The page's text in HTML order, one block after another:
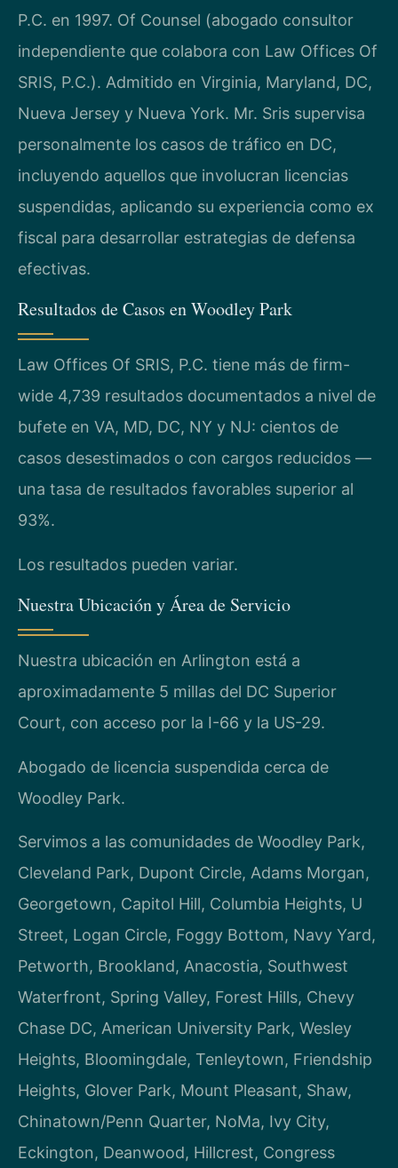
P.C. en 1997. Of Counsel (abogado consultor
independiente que colabora con Law Offices Of
SRIS, P.C.). Admitido en Virginia, Maryland, DC,
Nueva Jersey y Nueva York. Mr. Sris supervisa
personalmente los casos de tráfico en DC,
incluyendo aquellos que involucran licencias
suspendidas, aplicando su experiencia como ex
fiscal para desarrollar estrategias de defensa
efectivas.
Resultados de Casos en Woodley Park
Law Offices Of SRIS, P.C. tiene más de firm-
wide 4,739 resultados documentados a nivel de
bufete en VA, MD, DC, NY y NJ: cientos de
casos desestimados o con cargos reducidos —
una tasa de resultados favorables superior al
93%.
Los resultados pueden variar.
Nuestra Ubicación y Área de Servicio
Nuestra ubicación en Arlington está a
aproximadamente 5 millas del DC Superior
Court, con acceso por la I-66 y la US-29.
Abogado de licencia suspendida cerca de
Woodley Park.
Servimos a las comunidades de Woodley Park,
Cleveland Park, Dupont Circle, Adams Morgan,
Georgetown, Capitol Hill, Columbia Heights, U
Street, Logan Circle, Foggy Bottom, Navy Yard,
Petworth, Brookland, Anacostia, Southwest
Waterfront, Spring Valley, Forest Hills, Chevy
Chase DC, American University Park, Wesley
Heights, Bloomingdale, Tenleytown, Friendship
Heights, Glover Park, Mount Pleasant, Shaw,
Chinatown/Penn Quarter, NoMa, Ivy City,
Eckington, Deanwood, Hillcrest, Congress